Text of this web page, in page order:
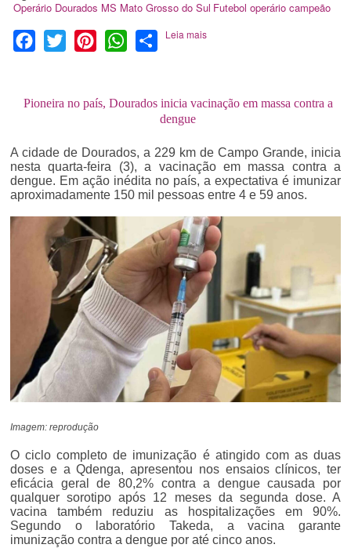
Operário Dourados MS Mato Grosso do Sul Futebol operário campeão
Facebook
Twitter PinterestWhatsApp
Share
Leia mais
Pioneira no país, Dourados inicia vacinação em massa contra a
dengue
A cidade de Dourados, a 229 km de Campo Grande, inicia
nesta quarta-feira (3), a vacinação em massa contra a
dengue. Em ação inédita no país, a expectativa é imunizar
aproximadamente 150 mil pessoas entre 4 e 59 anos.
Imagem: reprodução
O ciclo completo de imunização é atingido com as duas
doses e a Qdenga, apresentou nos ensaios clínicos, ter
eficácia geral de 80,2% contra a dengue causada por
qualquer sorotipo após 12 meses da segunda dose. A
vacina também reduziu as hospitalizações em 90%.
Segundo o laboratório Takeda, a vacina garante
imunização contra a dengue por até cinco anos.